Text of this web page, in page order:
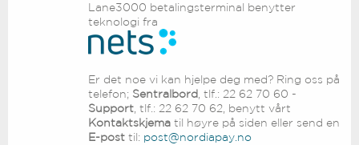
Lane3000 betalingsterminal benytter
teknologi fra
Er det noe vi kan hjelpe deg med? Ring oss på
telefon; Sentralbord , tlf.: 22 62 70 60 -
Support , tlf.: 22 62 70 62, benytt vårt
Kontaktskjematil høyre på siden eller send en
E-post til: post@nordiapay.no